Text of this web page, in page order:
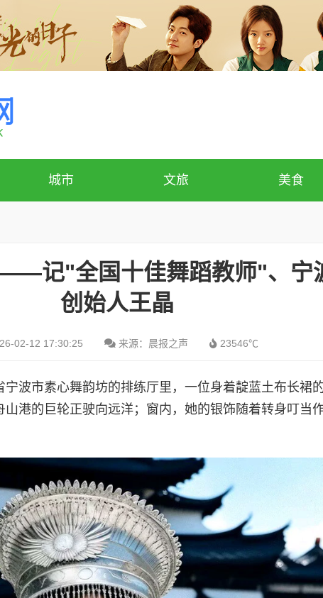
城市 文旅 美食
记"全国十佳舞蹈教师"、宁
创始人王晶
02-12 17:30:25 来源：晨报之声 23546℃
波市素心舞韵坊的排练厅里，一位身着靛蓝土布长裙
港的巨轮正驶向远洋；窗内，她的银饰随着转身叮当